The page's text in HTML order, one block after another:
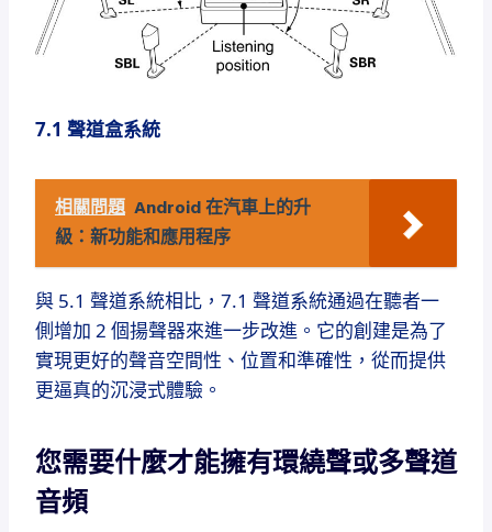
7.1 聲道盒系統
相關問題 Android 在汽車上的升
級：新功能和應用程序
與 5.1 聲道系統相比，7.1 聲道系統通過在聽者一
側增加 2 個揚聲器來進一步改進。 它的創建是為了
實現更好的聲音空間性、位置和準確性，從而提供
更逼真的沉浸式體驗。
您需要什麼才能擁有環繞聲或多聲道
音頻